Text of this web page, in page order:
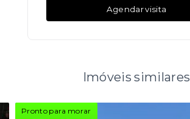
Agendar visita
Imóveis similares
Pronto para morar